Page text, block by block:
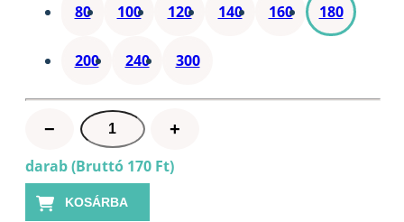
80 100 120 140 160 180
200 240 300
−
Szerkezetépítő
süllyesztett
fejű
csavar
8x180
+
darab (Bruttó 170 Ft)
KOSÁRBA